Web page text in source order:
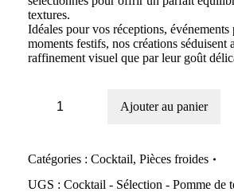
textures.
Idéales pour vos réceptions, événements
moments festifs, nos créations séduisent
raffinement visuel que par leur goût
Ajouter au panier
Catégories : Cocktail, Pièces froides
UGS : Cocktail - Sélection - Pomme de